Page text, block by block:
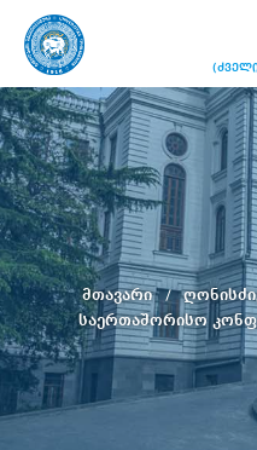
მთავარი
საერთაშორისო